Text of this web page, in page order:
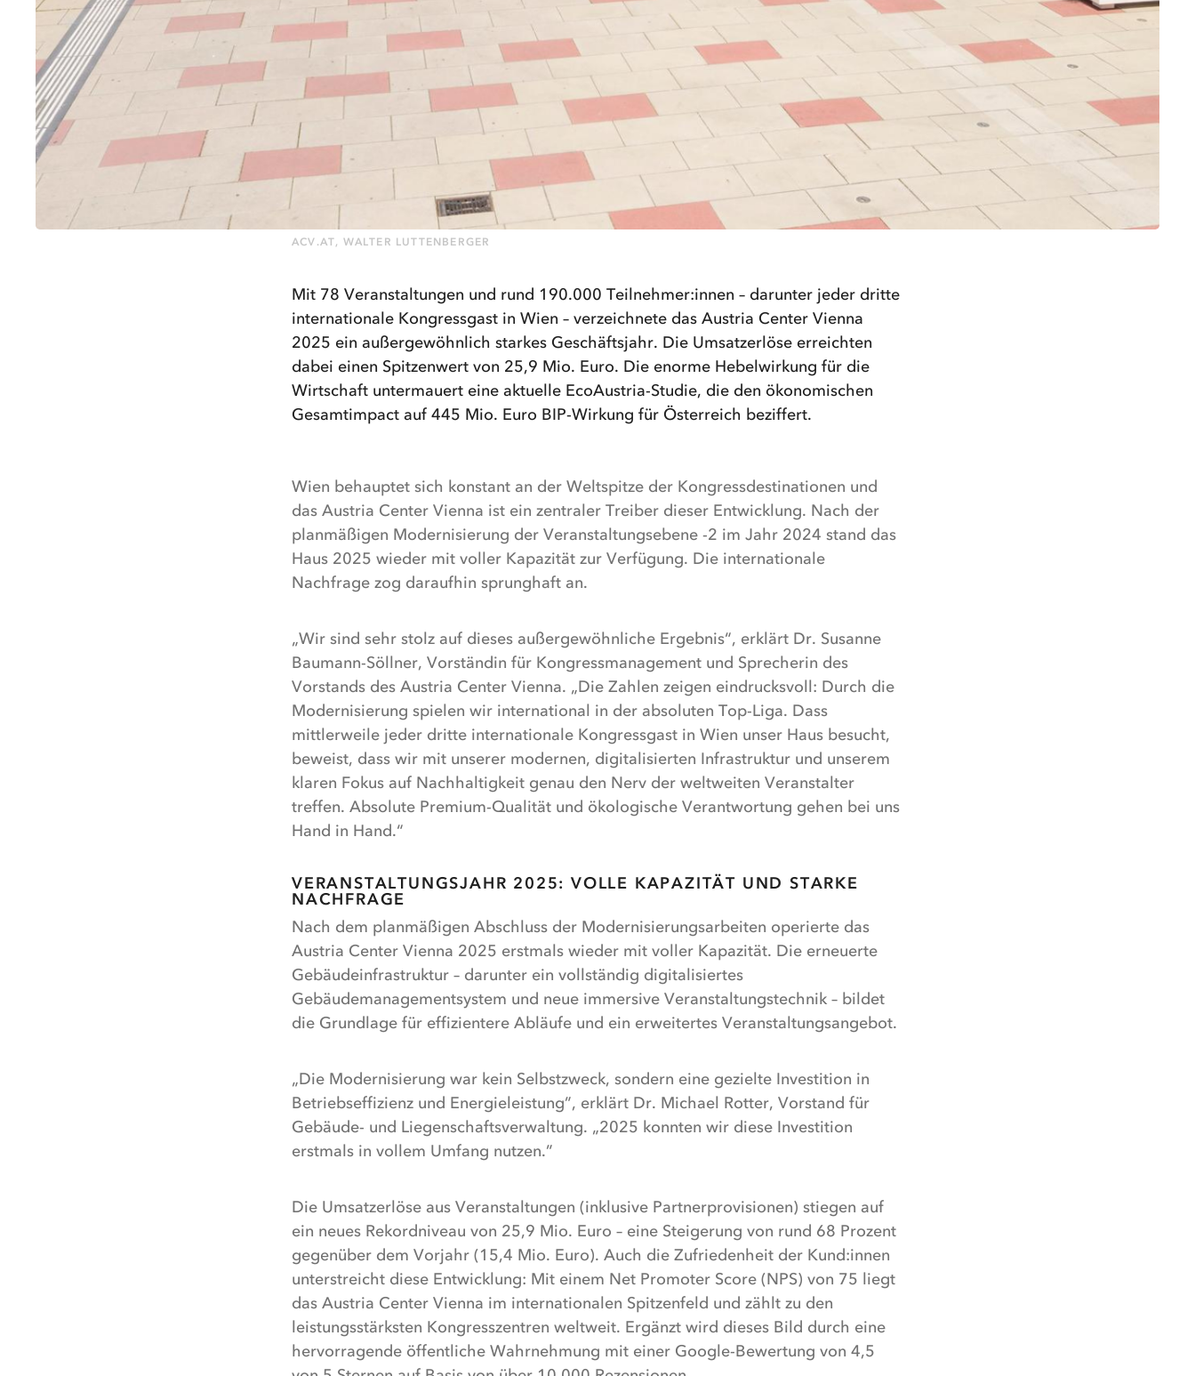
ACV.AT, WALTER LUTTENBERGER
Mit 78 Veranstaltungen und rund 190.000 Teilnehmer:innen – darunter jeder dritte
internationale Kongressgast in Wien – verzeichnete das Austria Center Vienna
2025 ein außergewöhnlich starkes Geschäftsjahr. Die Umsatzerlöse erreichten
dabei einen Spitzenwert von 25,9 Mio. Euro. Die enorme Hebelwirkung für die
Wirtschaft untermauert eine aktuelle EcoAustria-Studie, die den ökonomischen
Gesamtimpact auf 445 Mio. Euro BIP-Wirkung für Österreich beziffert.
Wien behauptet sich konstant an der Weltspitze der Kongressdestinationen und
das Austria Center Vienna ist ein zentraler Treiber dieser Entwicklung. Nach der
planmäßigen Modernisierung der Veranstaltungsebene -2 im Jahr 2024 stand das
Haus 2025 wieder mit voller Kapazität zur Verfügung. Die internationale
Nachfrage zog daraufhin sprunghaft an.
„Wir sind sehr stolz auf dieses außergewöhnliche Ergebnis“, erklärt Dr. Susanne
Baumann-Söllner, Vorständin für Kongressmanagement und Sprecherin des
Vorstands des Austria Center Vienna. „Die Zahlen zeigen eindrucksvoll: Durch die
Modernisierung spielen wir international in der absoluten Top-Liga. Dass
mittlerweile jeder dritte internationale Kongressgast in Wien unser Haus besucht,
beweist, dass wir mit unserer modernen, digitalisierten Infrastruktur und unserem
klaren Fokus auf Nachhaltigkeit genau den Nerv der weltweiten Veranstalter
treffen. Absolute Premium-Qualität und ökologische Verantwortung gehen bei uns
Hand in Hand.“
VERANSTALTUNGSJAHR 2025: VOLLE KAPAZITÄT UND STARKE
NACHFRAGE
Nach dem planmäßigen Abschluss der Modernisierungsarbeiten operierte das
Austria Center Vienna 2025 erstmals wieder mit voller Kapazität. Die erneuerte
Gebäudeinfrastruktur – darunter ein vollständig digitalisiertes
Gebäudemanagementsystem und neue immersive Veranstaltungstechnik – bildet
die Grundlage für effizientere Abläufe und ein erweitertes Veranstaltungsangebot.
„Die Modernisierung war kein Selbstzweck, sondern eine gezielte Investition in
Betriebseffizienz und Energieleistung”, erklärt Dr. Michael Rotter, Vorstand für
Gebäude- und Liegenschaftsverwaltung. „2025 konnten wir diese Investition
erstmals in vollem Umfang nutzen.”
Die Umsatzerlöse aus Veranstaltungen (inklusive Partnerprovisionen) stiegen auf
ein neues Rekordniveau von 25,9 Mio. Euro – eine Steigerung von rund 68 Prozent
gegenüber dem Vorjahr (15,4 Mio. Euro). Auch die Zufriedenheit der Kund:innen
unterstreicht diese Entwicklung: Mit einem Net Promoter Score (NPS) von 75 liegt
das Austria Center Vienna im internationalen Spitzenfeld und zählt zu den
leistungsstärksten Kongresszentren weltweit. Ergänzt wird dieses Bild durch eine
hervorragende öffentliche Wahrnehmung mit einer Google-Bewertung von 4,5